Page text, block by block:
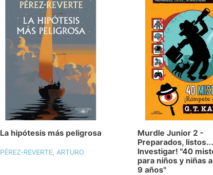
La hipótesis más peligrosa
PÉREZ-REVERTE, ARTURO
Murdle Junior 2 -
Preparados, listos...
Investigar! "40
para niños y niñas
9 años"